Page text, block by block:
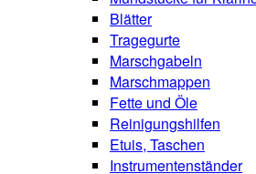
Blätter
Tragegurte
Marschgabeln
Marschmappen
Fette und Öle
Reinigungshilfen
Etuis, Taschen
Instrumentenständer